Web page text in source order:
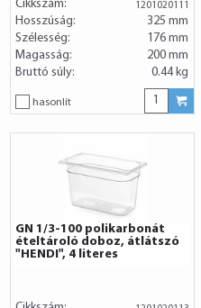
Cikkszám: 1201020111
Hosszúság:
325 mm
Szélesség:
176 mm
Magasság:
200 mm
Bruttó súly:
0.44 kg
hasonlít
GN 1/3-100 polikarbonát
ételtároló doboz, átlátszó
"HENDI", 4 literes